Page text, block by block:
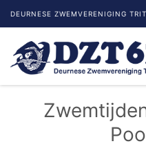
DEURNESE ZWEMVERENIGING